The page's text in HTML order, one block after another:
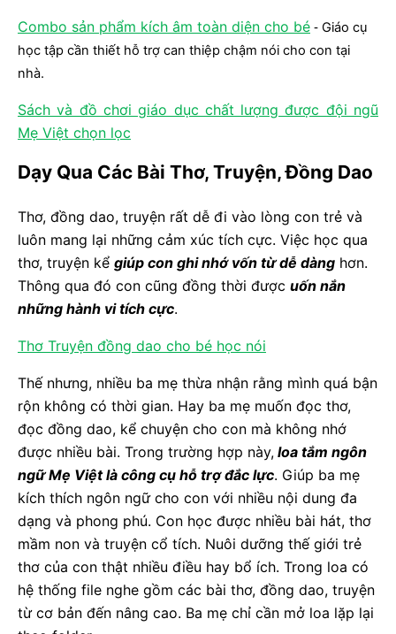
Combo sản phẩm kích âm toàn diện cho bé - Giáo cụ
học tập cần thiết hỗ trợ can thiệp chậm nói cho con tại
nhà.
Sách và đồ chơi giáo dục chất lượng được đội ngũ
Mẹ Việt chọn lọc
Dạy Qua Các Bài Thơ, Truyện, Đồng Dao
Thơ, đồng dao, truyện rất dễ đi vào lòng con trẻ và
luôn mang lại những cảm xúc tích cực. Việc học qua
thơ, truyện kể giúp con ghi nhớ vốn từ dễ dàng hơn.
Thông qua đó con cũng đồng thời được uốn nắn
những hành vi tích cực.
Thơ Truyện đồng dao cho bé học nói
Thế nhưng, nhiều ba mẹ thừa nhận rằng mình quá bận
rộn không có thời gian. Hay ba mẹ muốn đọc thơ,
đọc đồng dao, kể chuyện cho con mà không nhớ
được nhiều bài. Trong trường hợp này, loa tắm ngôn
ngữ Mẹ Việt là công cụ hỗ trợ đắc lực. Giúp ba mẹ
kích thích ngôn ngữ cho con với nhiều nội dung đa
dạng và phong phú. Con học được nhiều bài hát, thơ
mầm non và truyện cổ tích. Nuôi dưỡng thế giới trẻ
thơ của con thật nhiều điều hay bổ ích. Trong loa có
hệ thống file nghe gồm các bài thơ, đồng dao, truyện
từ cơ bản đến nâng cao. Ba mẹ chỉ cần mở loa lặp lại